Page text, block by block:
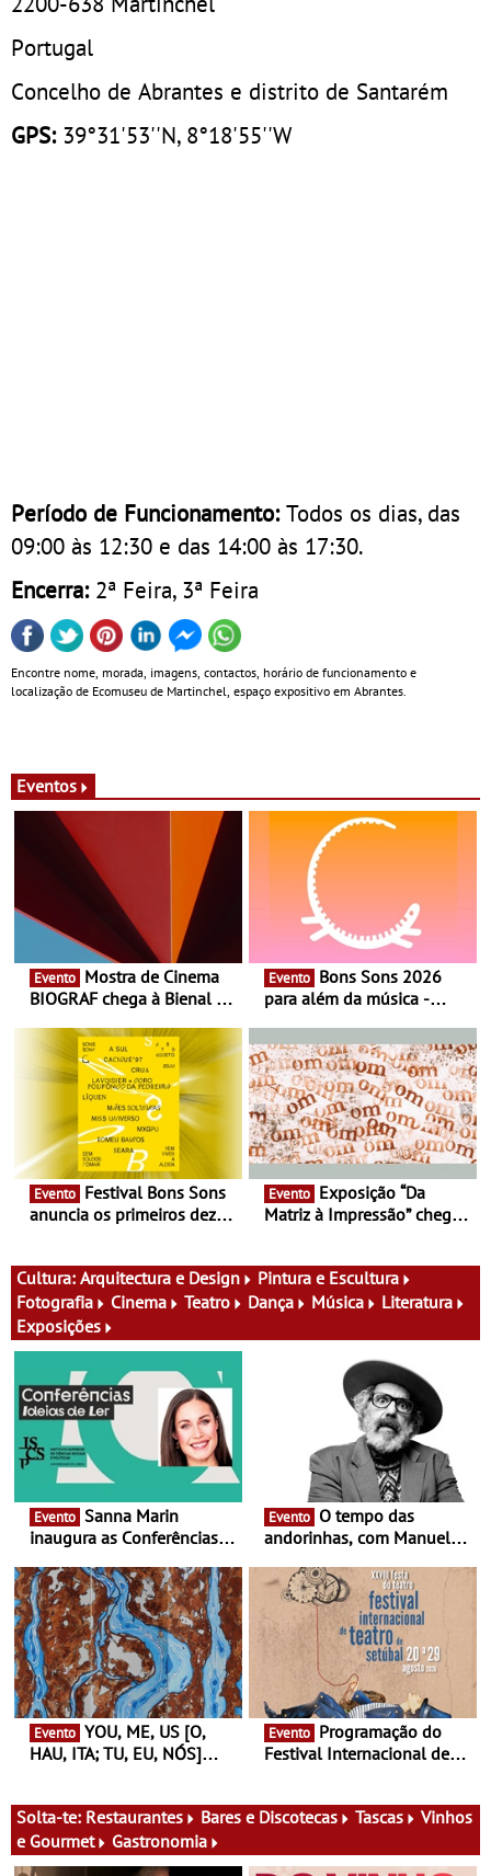
Portugal
Concelho de Abrantes e distrito de Santarém
GPS:39°31'53''N, 8°18'55''W
Período de Funcionamento:Todos os dias, das
09:00 às 12:30 e das 14:00 às 17:30.
Encerra: 2ª Feira, 3ª Feira
Encontre nome, morada, imagens, contactos, horário de funcionamento e
localização de Ecomuseu de Martinchel, espaço expositivo em Abrantes.
Eventos
Evento
BIOGRAF chega à Bienal de
Documentário, ensaio
fílmico e práticas artísticas
Evento
para além da música -
percursos, oficinas,
atividades para toda a
família e muito mais
Evento
anuncia os primeiros dez
Evento
Matriz à Impressão” chega
nova exposição do Museu
do Oriente prova-o
Cultura: Arquitectura e Design
Pintura e Escultura
Fotografia
Cinema Teatro Dança Música
Literatura
Exposições
Evento
inaugura as Conferências
Antiga primeira-ministra da
Finlândia é a convidada da
primeira edição do novo
ciclo de debates dedicado
aos grandes temas do
nosso tempo
Evento
andorinhas, com Manuel
Atum - Concerto
performance na MAAT
Gallery a 3 de Setembro,
19:30
Evento
HAU, ITA; TU, EU, NÓS]
13 de Dezembro
Evento
Festival Internacional de
29 de Agosto
Solta-te: Restaurantes Bares e Discotecas Tascas
Vinhos
e Gourmet
Gastronomia